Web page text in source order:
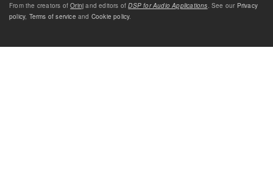
From the creators ofOrinj and editors ofDSP for Audio Applications. See our Privacy
policy, Terms of service and Cookie policy.